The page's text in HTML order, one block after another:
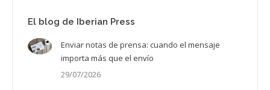
El blog de Iberian Press
Enviar notas de prensa: cuando el mensaje
importa más que el envío
29/07/2026